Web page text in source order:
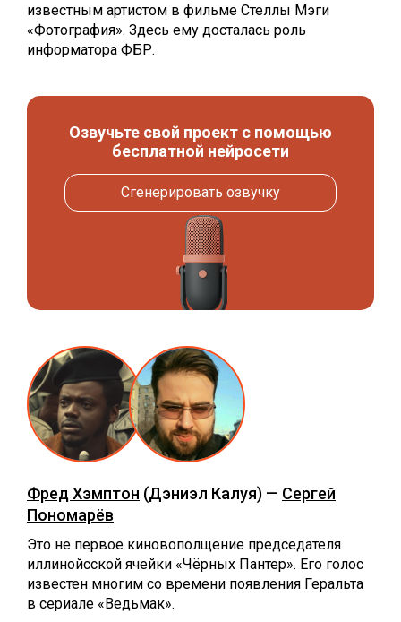
известным артистом в фильме Стеллы Мэги
«Фотография». Здесь ему досталась роль
информатора ФБР.
Озвучьте свой проект с помощью
бесплатной нейросети
Сгенерировать озвучку
Фред Хэмптон (Дэниэл Калуя) — Сергей
Пономарёв
Это не первое киновополщение председателя
иллинойсской ячейки «Чёрных Пантер». Его голос
известен многим со времени появления Геральта
в сериале «Ведьмак».